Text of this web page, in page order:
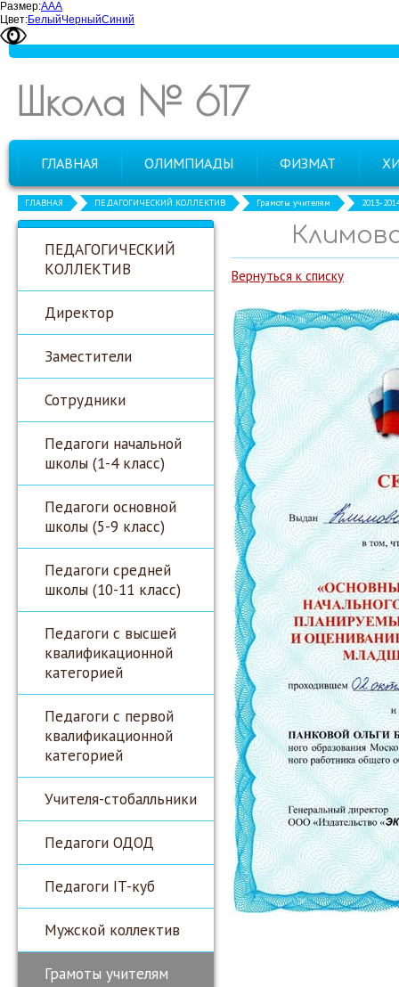
Размер:ААА
Цвет:БелыйЧерныйСиний
Школа № 617
ГЛАВНАЯ ОЛИМПИАДЫ ФИЗМАТ
ГЛАВНАЯ ПЕДАГОГИЧЕСКИЙ КОЛЛЕКТИВ Грамоты учителям 2013-
ПЕДАГОГИЧЕСКИЙ
КОЛЛЕКТИВ
Директор
Заместители
Сотрудники
Педагоги начальной
школы (1-4 класс)
Педагоги основной
школы (5-9 класс)
Педагоги средней
школы (10-11 класс)
Педагоги с высшей
квалификационной
категорией
Педагоги с первой
квалификационной
категорией
Учителя-стобалльники
Педагоги ОДОД
Педагоги IT-куб
Мужской коллектив
Грамоты учителям
Вернуться к списку